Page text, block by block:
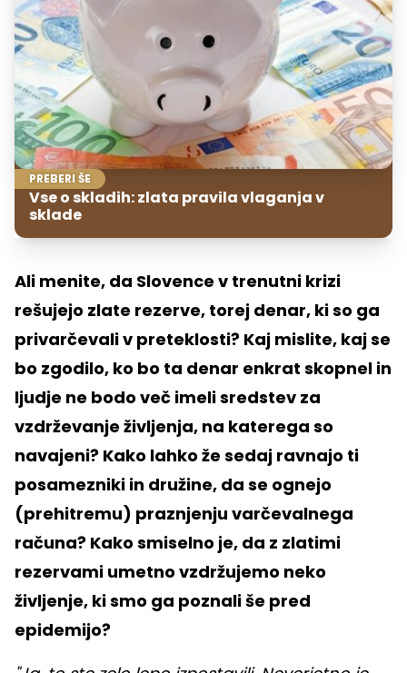
PREBERI ŠE
Vse o skladih: zlata pravila vlaganja v
sklade
Ali menite, da Slovence v trenutni krizi
rešujejo zlate rezerve, torej denar, ki so ga
privarčevali v preteklosti? Kaj mislite, kaj se
bo zgodilo, ko bo ta denar enkrat skopnel in
ljudje ne bodo več imeli sredstev za
vzdrževanje življenja, na katerega so
navajeni? Kako lahko že sedaj ravnajo ti
posamezniki in družine, da se ognejo
(prehitremu) praznjenju varčevalnega
računa? Kako smiselno je, da z zlatimi
rezervami umetno vzdržujemo neko
življenje, ki smo ga poznali še pred
epidemijo?